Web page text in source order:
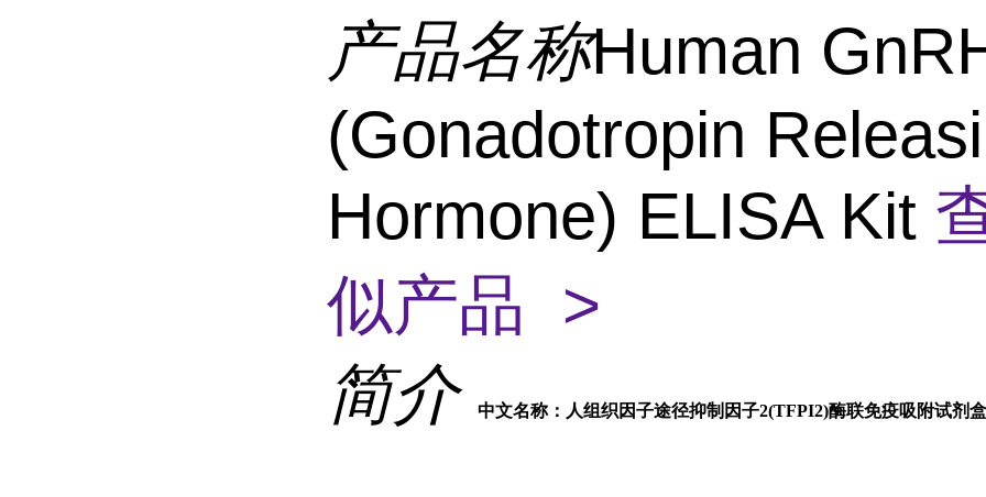
产品名称Human
(Gonadotropin
Hormone) ELISA Kit
似产品 >
简介
中文名称：人组织因子途径抑制因子2(TFPI2)酶联免疫吸附试剂盒